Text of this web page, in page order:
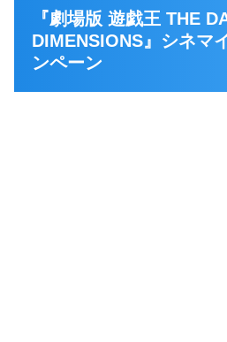
『劇場版 遊戯王 THE
DIMENSIONS』シネマ
ンペーン